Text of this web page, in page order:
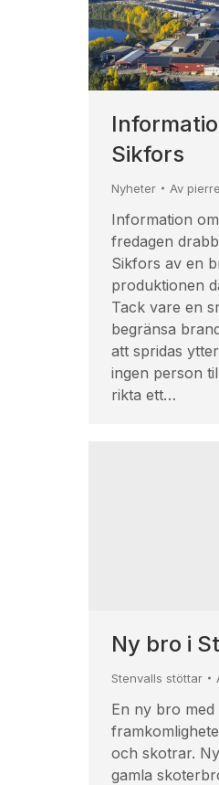
Sikfors
Nyheter Av pierre
Information
fredagen
Sikfors av en
produktionen
Tack vare en
begränsa
att spridas
ingen person
rikta ett…
Ny bro i
Stenvalls stöttar
En ny bro
och skotrar.
gamla